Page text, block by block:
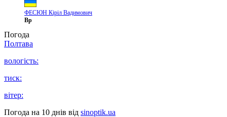
ФЕСЮН Кіріл Вадимович
Вр
Погода
Полтава
вологість:
тиск:
вітер:
Погода на 10 днів від sinoptik.ua